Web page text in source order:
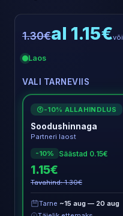
1.30€al 1.15€
Laos
VALI TARNEVIIS
€ -10% ALLAHINDLUS
Soodushinnaga
Partneri laost
-10%
Säästad 0.15€
1.15€
Tavahind: 1.30€
Tarne ~15 aug — 20 aug